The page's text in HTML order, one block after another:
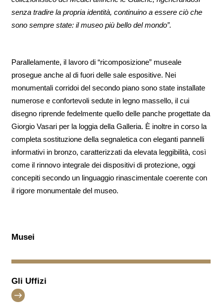
senza tradire la propria identità, continuino a essere ciò che
sono sempre state: il museo più bello del mondo”.
Parallelamente, il lavoro di “ricomposizione” museale
prosegue anche al di fuori delle sale espositive. Nei
monumentali corridoi del secondo piano sono state installate
numerose e confortevoli sedute in legno massello, il cui
disegno riprende fedelmente quello delle panche progettate da
Giorgio Vasari per la loggia della Galleria. È inoltre in corso la
completa sostituzione della segnaletica con eleganti pannelli
informativi in bronzo, caratterizzati da elevata leggibilità, così
come il rinnovo integrale dei dispositivi di protezione, oggi
concepiti secondo un linguaggio rinascimentale coerente con
il rigore monumentale del museo.
Musei
Gli Uffizi